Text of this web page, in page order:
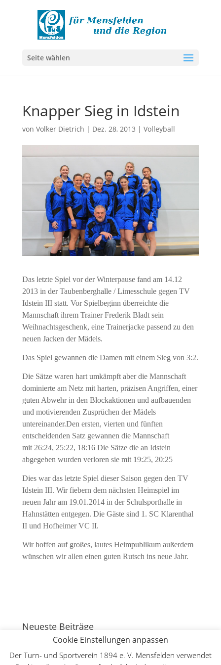
Seite wählen
Knapper Sieg in Idstein
von Volker Dietrich | Dez. 28, 2013 | Volleyball
Das letzte Spiel vor der Winterpause fand am 14.12
2013 in der Taubenberghalle / Limesschule gegen TV
Idstein III statt. Vor Spielbeginn überreichte die
Mannschaft ihrem Trainer Frederik Bladt sein
Weihnachtsgeschenk, eine Trainerjacke passend zu den
neuen Jacken der Mädels.
Das Spiel gewannen die Damen mit einem Sieg von 3:2.
Die Sätze waren hart umkämpft aber die Mannschaft
dominierte am Netz mit harten, präzisen Angriffen, einer
guten Abwehr in den Blockaktionen und aufbauenden
und motivierenden Zusprüchen der Mädels
untereinander.Den ersten, vierten und fünften
entscheidenden Satz gewannen die Mannschaft
mit 26:24, 25:22, 18:16 Die Sätze die an Idstein
abgegeben wurden verloren sie mit 19:25, 20:25
Dies war das letzte Spiel dieser Saison gegen den TV
Idstein III. Wir fiebern dem nächsten Heimspiel im
neuen Jahr am 19.01.2014 in der Schulsporthalle in
Hahnstätten entgegen. Die Gäste sind 1. SC Klarenthal
II und Hofheimer VC II.
Wir hoffen auf großes, lautes Heimpublikum außerdem
wünschen wir allen einen guten Rutsch ins neue Jahr.
Neueste Beiträge
130 Jahre Bergturnfest auf dem Mensfelder Kopf
August 2026
Cookie Einstellungen anpassen
Der Turn- und Sportverein 1894 e. V. Mensfelden verwendet